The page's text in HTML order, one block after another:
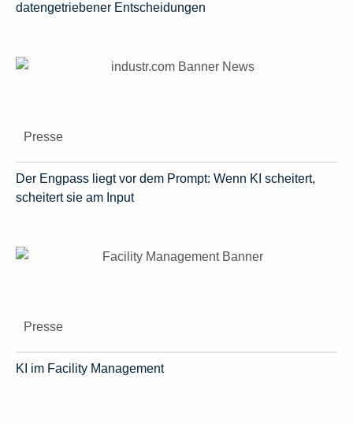
datengetriebener Entscheidungen
Presse
Der Engpass liegt vor dem Prompt: Wenn KI scheitert,
scheitert sie am Input
Presse
KI im Facility Management